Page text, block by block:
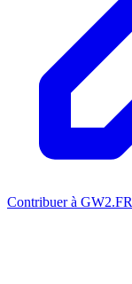
Contribuer à GW2.FR